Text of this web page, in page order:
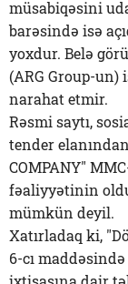
müsabiqəsini
barəsində isə
yoxdur. Belə
(ARG Group-
narahat etmir.
Rəsmi saytı,
tender
COMPANY"
fəaliyyətinin
mümkün deyil.
Xatırladaq ki,
6-cı